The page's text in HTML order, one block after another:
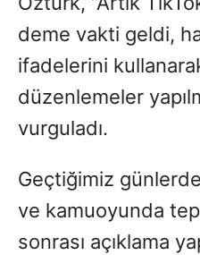
deme vakti geldi,
ifadelerini
düzenlemeler
vurguladı.
Geçtiğimiz
ve kamuoyunda
sonrası açıklama